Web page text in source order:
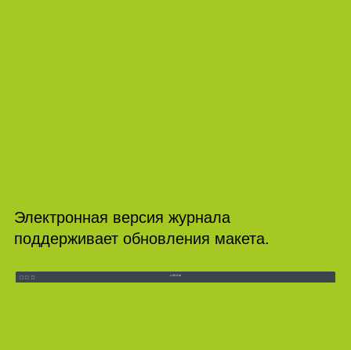
Электронная версия журнала
поддерживает обновления макета.
e.26‑2.ru